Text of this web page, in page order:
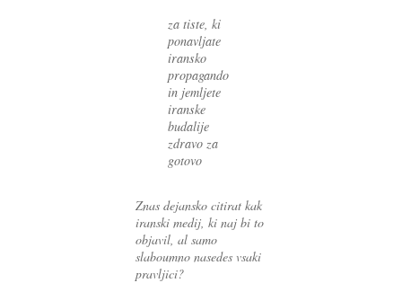
za tiste, ki
ponavljate
iransko
propagando
in jemljete
iranske
budalije
zdravo za
gotovo
Znas dejansko citirat kak
iranski medij, ki naj bi to
objavil, al samo
slaboumno nasedes vsaki
pravljici?